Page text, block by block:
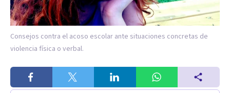
Consejos contra el acoso escolar ante situaciones concretas de
violencia física o verbal.